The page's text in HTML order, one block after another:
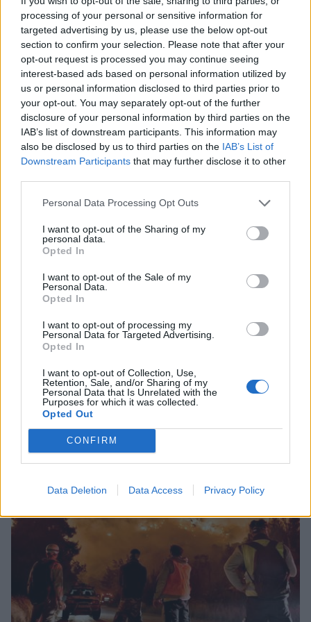
processing of your personal or sensitive information for
targeted advertising by us, please use the below opt-out
section to confirm your selection. Please note that after your
opt-out request is processed you may continue seeing
interest-based ads based on personal information utilized by
us or personal information disclosed to third parties prior to
your opt-out. You may separately opt-out of the further
disclosure of your personal information by third parties on the
IAB’s list of downstream participants. This information may
also be disclosed by us to third parties on the IAB’s List of
Downstream Participants that may further disclose it to other
Personal Data Processing Opt Outs
I want to opt-out of the Sharing of my
personal data.
Opted In
I want to opt-out of the Sale of my
Personal Data.
Opted In
I want to opt-out of processing my
Personal Data for Targeted Advertising.
Opted In
I want to opt-out of Collection, Use,
Retention, Sale, and/or Sharing of my
Personal Data that Is Unrelated with the
Purposes for which it was collected.
Opted Out
CONFIRM
Data Deletion Data Access Privacy Policy
Ηλεκτρονικό σύστημα στην Ηλεία, στη
«μάχη» με τις δασικές πυρκαγιές